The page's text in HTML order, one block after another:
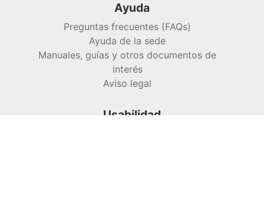
Ayuda
Preguntas frecuentes (FAQs)
Ayuda de la sede
Manuales, guías y otros documentos de
interés
Aviso legal
Usabilidad